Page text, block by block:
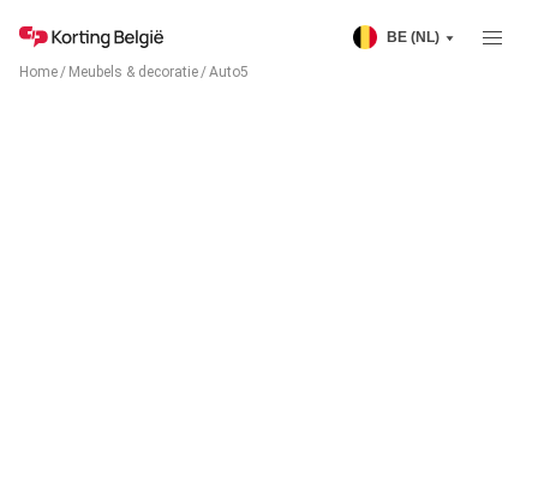
BE (NL)
Home/ Meubels & decoratie/Auto5